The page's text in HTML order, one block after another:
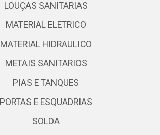
LOUÇAS SANITARIAS
MATERIAL ELETRICO
MATERIAL HIDRAULICO
METAIS SANITARIOS
PIAS E TANQUES
PORTAS E ESQUADRIAS
SOLDA